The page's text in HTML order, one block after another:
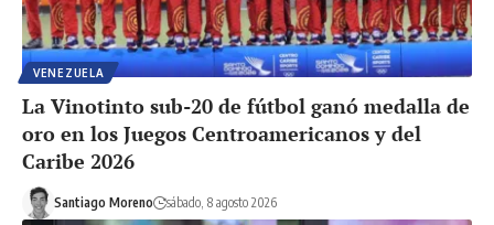
VENEZUELA
La Vinotinto sub-20 de fútbol ganó medalla de
oro en los Juegos Centroamericanos y del
Caribe 2026
Santiago Moreno sábado, 8 agosto 2026